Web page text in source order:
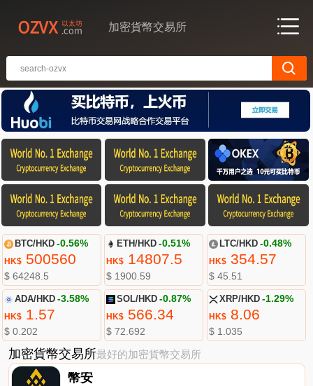
加密貨幣交易所
BTC/HKD -0.56%
HK$500560
$ 64248.5
ETH/HKD -0.51%
HK$ 14807.5
$ 1900.59
LTC/HKD -0.48%
HK$354.57
$ 45.51
ADA/HKD -3.58%
HK$1.57
$ 0.202
SOL/HKD -0.87%
HK$ 566.34
$ 72.692
XRP/HKD -1.29%
HK$8.06
$ 1.035
加密貨幣交易所最好的加密貨幣交易所
幣安